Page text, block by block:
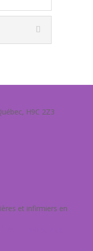
H9C 2Z3
et infirmiers en